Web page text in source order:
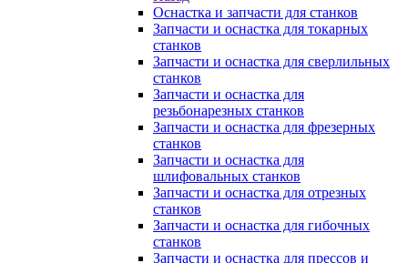
Оснастка и запчасти для станков
Запчасти и оснастка для токарных
станков
Запчасти и оснастка для сверлильных
станков
Запчасти и оснастка для
резьбонарезных станков
Запчасти и оснастка для фрезерных
станков
Запчасти и оснастка для
шлифовальных станков
Запчасти и оснастка для отрезных
станков
Запчасти и оснастка для гибочных
станков
Запчасти и оснастка для прессов и